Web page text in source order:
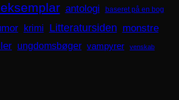
antologi baseret på en bog
krimi Litteratursiden monstre
ungdomsbøger vampyrer venskab